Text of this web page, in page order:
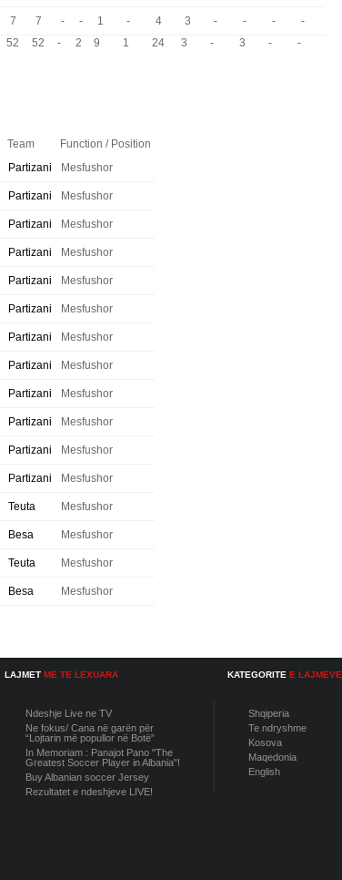
7 7 - - 1 - 4 3 - - -
-
52 52 - 2 9 1 24 3 - 3 - -
Team
Function / Position
Partizani Mesfushor
Partizani Mesfushor
Partizani Mesfushor
Partizani Mesfushor
Partizani Mesfushor
Partizani Mesfushor
Partizani Mesfushor
Partizani Mesfushor
Partizani Mesfushor
Partizani Mesfushor
Partizani Mesfushor
Partizani Mesfushor
Teuta Mesfushor
Besa Mesfushor
Teuta Mesfushor
Besa Mesfushor
LAJMET ME TE LEXUARA
Ndeshje Live ne TV
Ne fokus/ Cana në garën për
“Lojtarin më popullor në Botë”
In Memoriam : Panajot Pano "The
Greatest Soccer Player in Albania"!
Buy Albanian soccer Jersey
Rezultatet e ndeshjeve LIVE!
KATEGORITE E LAJMEVE
Shqiperia
Te ndryshme
Kosova
Maqedonia
English